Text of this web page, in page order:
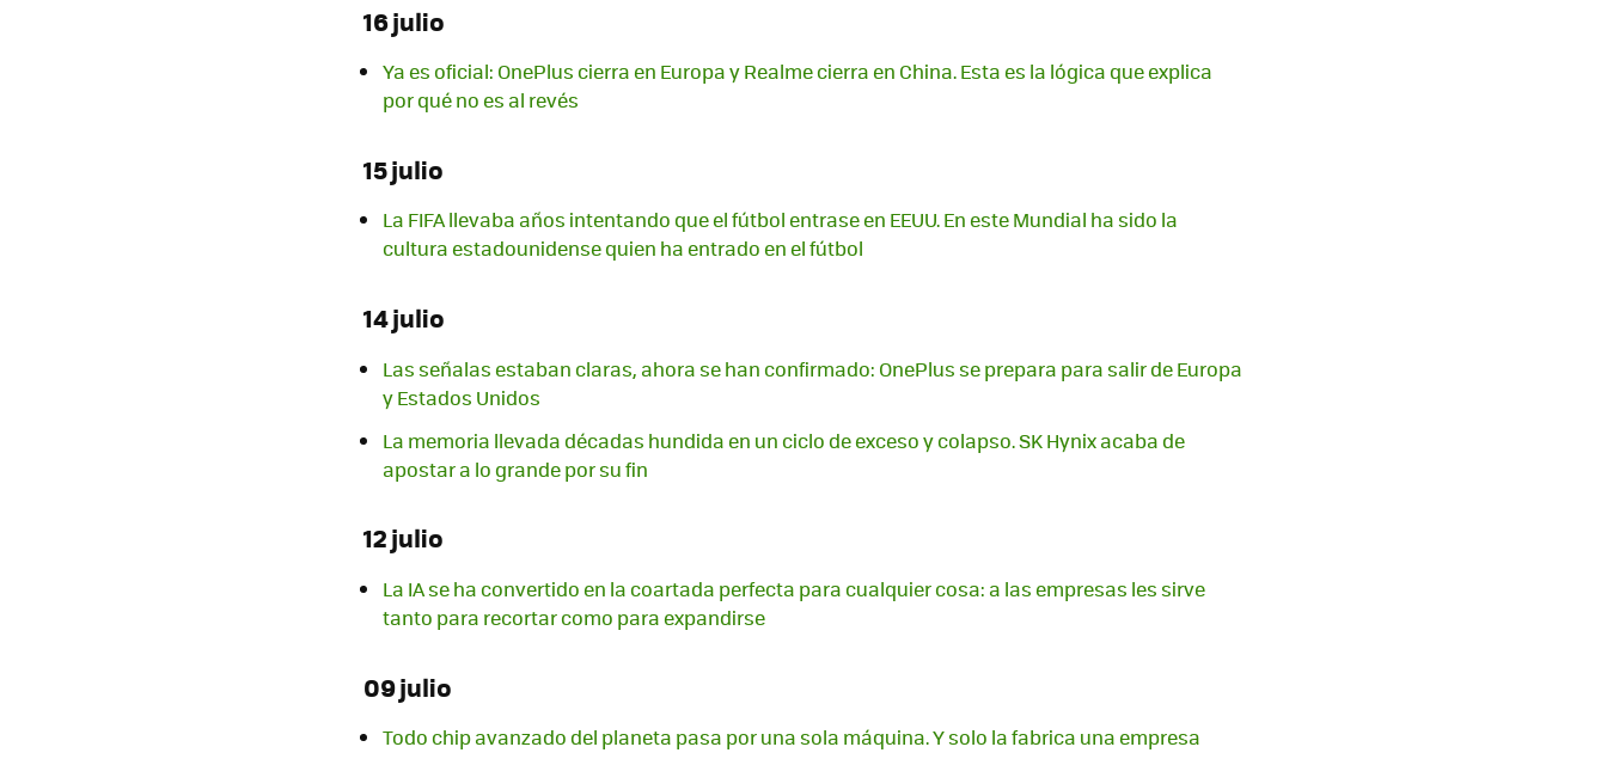
16 julio
Ya es oficial: OnePlus cierra en Europa y Realme cierra en China. Esta es la lógica que explica
por qué no es al revés
15 julio
La FIFA llevaba años intentando que el fútbol entrase en EEUU. En este Mundial ha sido la
cultura estadounidense quien ha entrado en el fútbol
14 julio
Las señalas estaban claras, ahora se han confirmado: OnePlus se prepara para salir de Europa
y Estados Unidos
La memoria llevada décadas hundida en un ciclo de exceso y colapso. SK Hynix acaba de
apostar a lo grande por su fin
12 julio
La IA se ha convertido en la coartada perfecta para cualquier cosa: a las empresas les sirve
tanto para recortar como para expandirse
09 julio
Todo chip avanzado del planeta pasa por una sola máquina. Y solo la fabrica una empresa